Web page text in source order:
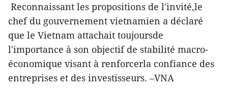
Reconnaissant les propositions de l'invité,le
chef du gouvernement vietnamien a déclaré
que le Vietnam attachait toujoursde
l'importance à son objectif de stabilité macro-
économique visant à renforcerla confiance des
entreprises et des investisseurs. –VNA